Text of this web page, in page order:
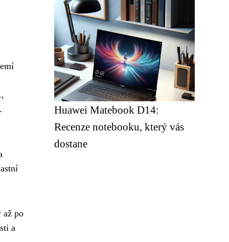
až po
a
Huawei Matebook D14:
Recenze notebooku, který vás
dostane